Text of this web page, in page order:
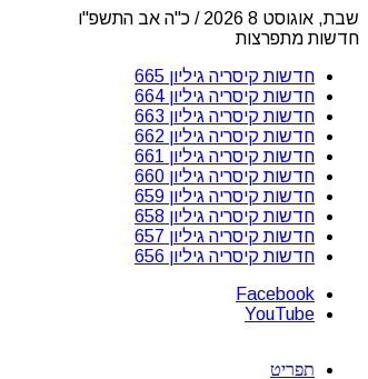
שבת, אוגוסט 8 2026 / כ"ה אב התשפ"ו
חדשות מתפרצות
חדשות קיסריה גיליון 665
חדשות קיסריה גיליון 664
חדשות קיסריה גיליון 663
חדשות קיסריה גיליון 662
חדשות קיסריה גיליון 661
חדשות קיסריה גיליון 660
חדשות קיסריה גיליון 659
חדשות קיסריה גיליון 658
חדשות קיסריה גיליון 657
חדשות קיסריה גיליון 656
Facebook
YouTube
תפריט